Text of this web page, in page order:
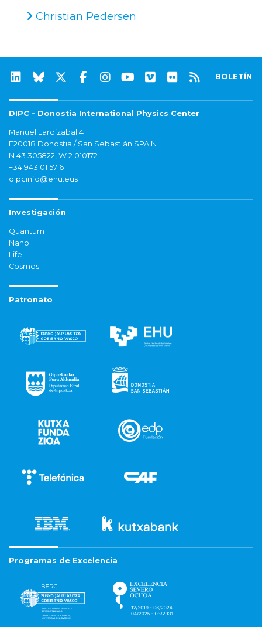
Christian Pedersen
BOLETÍN
DIPC - Donostia International Physics Center
Manuel Lardizabal 4
E20018 Donostia / San Sebastián SPAIN
N 43.305822, W 2.010172
+34 943 01 57 61
dipcinfo@ehu.eus
Investigación
Quantum
Nano
Life
Cosmos
Patronato
Programas de Excelencia